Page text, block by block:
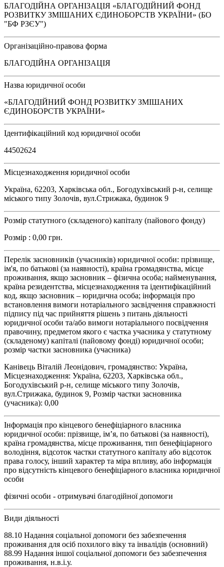
БЛАГОДІЙНА ОРГАНІЗАЦІЯ «БЛАГОДІЙНИЙ ФОНД
РОЗВИТКУ ЗМІШАНИХ ЄДИНОБОРСТВ УКРАЇНИ» (БО
"БФ РЗЄУ")
Організаційно-правова форма
БЛАГОДІЙНА ОРГАНІЗАЦІЯ
Назва юридичної особи
«БЛАГОДІЙНИЙ ФОНД РОЗВИТКУ ЗМІШАНИХ
ЄДИНОБОРСТВ УКРАЇНИ»
Ідентифікаційний код юридичної особи
44502624
Місцезнаходження юридичної особи
Україна, 62203, Харківська обл., Богодухівський р-н, селище
міського типу Золочів, вул.Стрижака, будинок 9
Розмір статутного (складеного) капіталу (пайового фонду)
Розмір : 0,00 грн.
Перелік засновників (учасників) юридичної особи: прізвище,
ім'я, по батькові (за наявності), країна громадянства, місце
проживання, якщо засновник – фізична особа; найменування,
країна резидентства, місцезнаходження та ідентифікаційний
код, якщо засновник – юридична особа; інформація про
встановлення вимоги нотаріального засвідчення справжності
підпису під час прийняття рішень з питань діяльності
юридичної особи та/або вимоги нотаріального посвідчення
правочину, предметом якого є частка учасника у статутному
(складеному) капіталі (пайовому фонді) юридичної особи;
розмір частки засновника (учасника)
Канівець Віталій Леонідович, громадянство: Україна,
Місцезнаходження: Україна, 62203, Харківська обл.,
Богодухівський р-н, селище міського типу Золочів,
вул.Стрижака, будинок 9, Розмір частки засновника
(учасника): 0,00
Інформація про кінцевого бенефіціарного власника
юридичної особи: прізвище, ім’я, по батькові (за наявності),
країна громадянства, місце проживання, тип бенефіціарного
володіння, відсоток частки статутного капіталу або відсоток
права голосу, інший характер та міра впливу, або інформація
про відсутність кінцевого бенефіціарного власника юридичної
особи
фізичні особи - отримувачі благодійної допомоги
Види діяльності
88.10 Надання соціальної допомоги без забезпечення
проживання для осіб похилого віку та інвалідів (основний)
88.99 Надання іншої соціальної допомоги без забезпечення
проживання, н.в.і.у.